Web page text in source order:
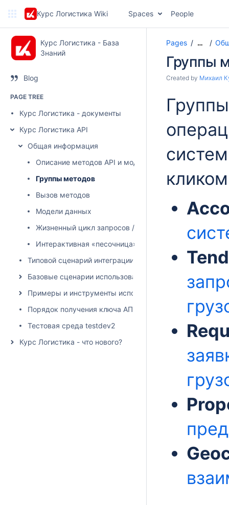
Курс Логистика Wiki Spaces People
Курс Логистика - База
Знаний
Blog
PAGE TREE
Курс Логистика - документы
Курс Логистика API
Общая информация
Описание методов API и моделей данных
Группы методов
Вызов методов
Модели данных
Жизненный цикл запросов / заявок, статусы,
Интерактивная «песочница» с тестовыми данными
Типовой сценарий интеграции
Базовые сценарии использования
Примеры и инструменты использования API
Порядок получения ключа АПИ
Тестовая среда testdev2
Курс Логистика - что нового?
Pages …
Группы
Created by Михаил